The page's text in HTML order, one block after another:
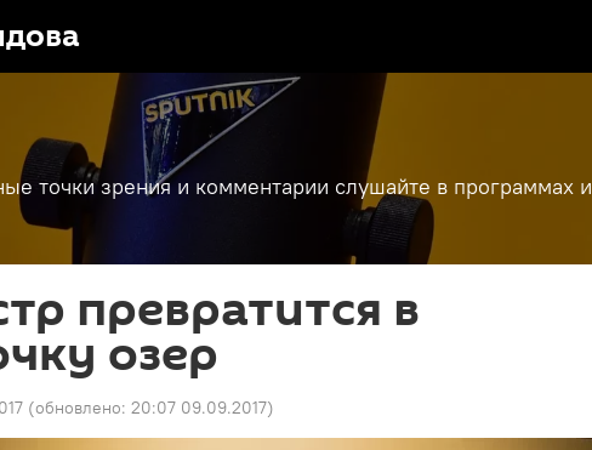
точки зрения и комментарии слушайте в программах и
превратится в
озер
(обновлено: 20:07 09.09.2017)